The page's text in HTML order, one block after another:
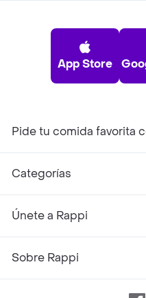
App Store
Pide tu comida favorita
Categorías
Únete a Rappi
Sobre Rappi